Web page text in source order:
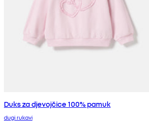
Duks za djevojčice 100% pamuk
dugi rukavi